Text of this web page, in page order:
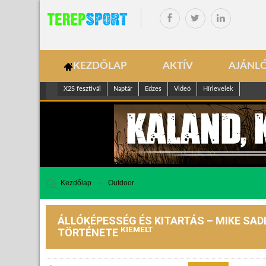
KEZDŐLAP AKTÍV
X2S fesztivál Naptár Edzes Videó Hírlevelek
Kezdőlap Outdoor
ÁLLÓKÉPESSÉG ÉS KITARTÁS – MIKE
TÖRTÉNETE KIEMELT